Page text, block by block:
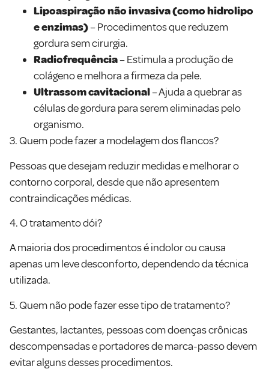
Lipoaspiração não invasiva (como hidrolipo
e enzimas)– Procedimentos que reduzem
gordura sem cirurgia.
Radiofrequência– Estimula a produção de
colágeno e melhora a firmeza da pele.
Ultrassom cavitacional– Ajuda a quebrar as
células de gordura para serem eliminadas pelo
organismo.
3. Quem pode fazer a modelagem dos flancos?
Pessoas que desejam reduzir medidas e melhorar o
contorno corporal, desde que não apresentem
contraindicações médicas.
4. O tratamento dói?
A maioria dos procedimentos é indolor ou causa
apenas um leve desconforto, dependendo da técnica
utilizada.
5. Quem não pode fazer esse tipo de tratamento?
Gestantes, lactantes, pessoas com doenças crônicas
descompensadas e portadores de marca-passo devem
evitar alguns desses procedimentos.